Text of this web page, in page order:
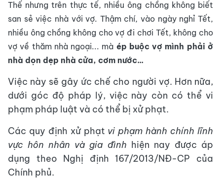
Thế nhưng trên thực tế, nhiều ông chồng không biết
san sẻ việc nhà với vợ. Thậm chí, vào ngày nghỉ Tết,
nhiều ông chồng không cho vợ đi chơi Tết, không cho
vợ về thăm nhà ngoại... mà ép buộc vợ mình phải ở
nhà dọn dẹp nhà cửa, cơm nước...
Việc này sẽ gây ức chế cho người vợ. Hơn nữa,
dưới góc độ pháp lý, việc này còn có thể vi
phạm pháp luật và có thể bị xử phạt.
Các quy định xử phạt vi phạm hành chính lĩnh
vực hôn nhân và gia đình hiện nay được áp
dụng theo Nghị định 167/2013/NĐ-CP của
Chính phủ.